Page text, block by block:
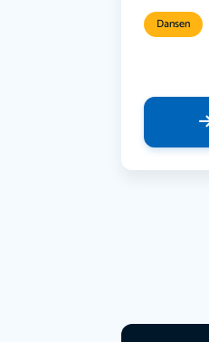
Dansen